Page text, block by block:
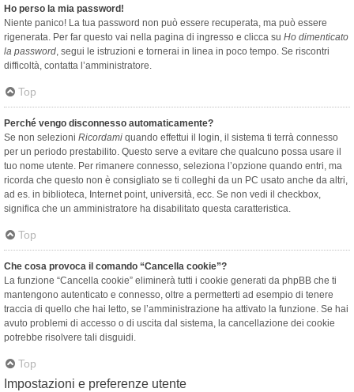
Ho perso la mia password!
Niente panico! La tua password non può essere recuperata, ma può essere
rigenerata. Per far questo vai nella pagina di ingresso e clicca su Ho dimenticato
la password, segui le istruzioni e tornerai in linea in poco tempo. Se riscontri
difficoltà, contatta l’amministratore.
Top
Perché vengo disconnesso automaticamente?
Se non selezioni Ricordami quando effettui il login, il sistema ti terrà connesso
per un periodo prestabilito. Questo serve a evitare che qualcuno possa usare il
tuo nome utente. Per rimanere connesso, seleziona l’opzione quando entri, ma
ricorda che questo non è consigliato se ti colleghi da un PC usato anche da altri,
ad es. in biblioteca, Internet point, università, ecc. Se non vedi il checkbox,
significa che un amministratore ha disabilitato questa caratteristica.
Top
Che cosa provoca il comando “Cancella cookie”?
La funzione “Cancella cookie” eliminerà tutti i cookie generati da phpBB che ti
mantengono autenticato e connesso, oltre a permetterti ad esempio di tenere
traccia di quello che hai letto, se l’amministrazione ha attivato la funzione. Se hai
avuto problemi di accesso o di uscita dal sistema, la cancellazione dei cookie
potrebbe risolvere tali disguidi.
Top
Impostazioni e preferenze utente